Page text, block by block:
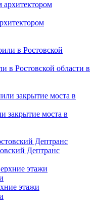
в Ростовской области в
закрытие моста в
Дептранс
этажи